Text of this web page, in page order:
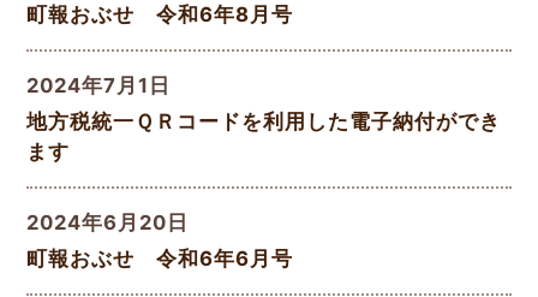
町報おぶせ 令和6年8月号
2024年7月1日
地方税統一ＱＲコードを利用した電子納付ができ
ます
2024年6月20日
町報おぶせ 令和6年6月号